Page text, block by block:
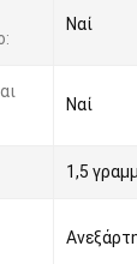
Ναί
Ναί
1,5